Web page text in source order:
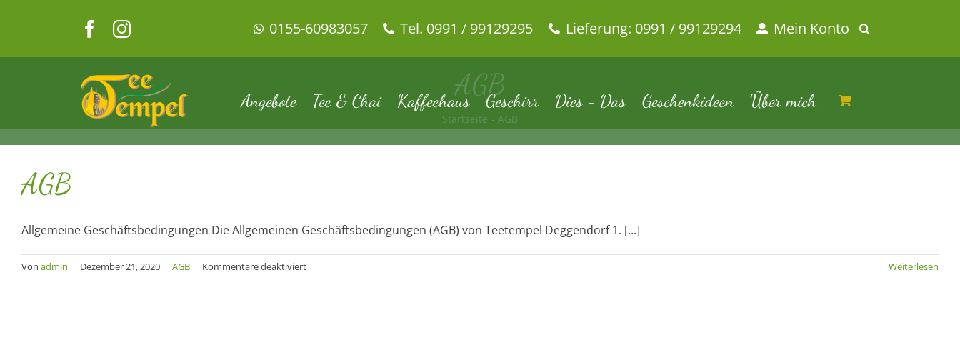
0155-60983057 Tel. 0991 / 99129295 Lieferung: 0991 / 99129294 Mein Konto
Angebote Tee & Chai Kaffeehaus Geschirr Dies + Das Geschenkideen Über mich
AGB
Startseite AGB
AGB
Allgemeine Geschäftsbedingungen Die Allgemeinen Geschäftsbedingungen (AGB) von Teetempel Deggendorf 1. [...]
Von admin | Dezember 21, 2020 | AGB | Kommentare deaktiviertfür
AGB
Weiterlesen